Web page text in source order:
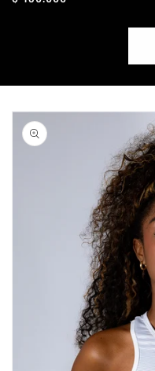
directamente
a la
información